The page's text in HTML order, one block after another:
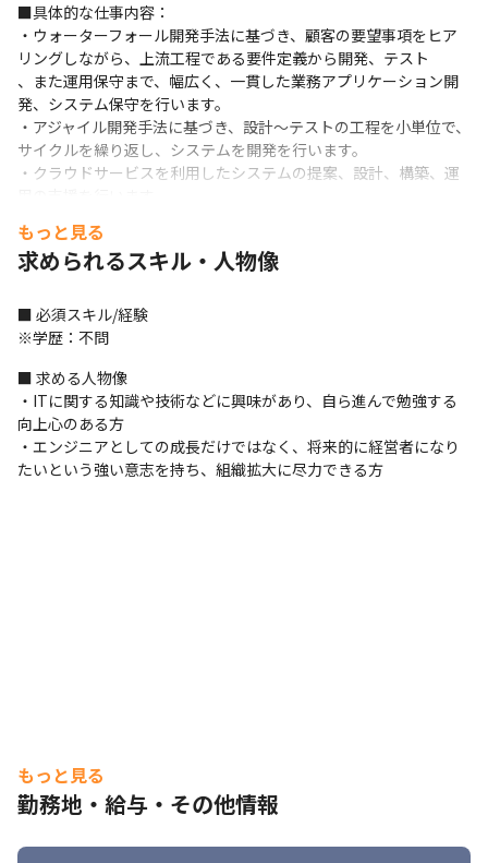
■具体的な仕事内容：
・ウォーターフォール開発手法に基づき、顧客の要望事項をヒア
リングしながら、上流工程である要件定義から開発、テスト
、また運用保守まで、幅広く、一貫した業務アプリケーション開
発、システム保守を行います。
・アジャイル開発手法に基づき、設計～テストの工程を小単位で、
サイクルを繰り返し、システムを開発を行います。
・クラウドサービスを利用したシステムの提案、設計、構築、運
ステムの活用方法やシステム自体の刷新をコンサルティングしま
す。
もっと見る
求められるスキル・人物像
■ 必須スキル/経験
※学歴：不問
■ 求める人物像
・ITに関する知識や技術などに興味があり、自ら進んで勉強する
向上心のある方
・エンジニアとしての成長だけではなく、将来的に経営者になり
たいという強い意志を持ち、組織拡大に尽力できる方
もっと見る
勤務地・給与・その他情報